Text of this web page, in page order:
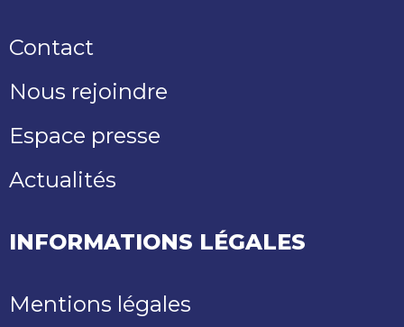
Contact
Nous rejoindre
Espace presse
Actualités
INFORMATIONS LÉGALES
Mentions légales